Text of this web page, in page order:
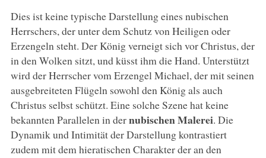
Dies ist keine typische Darstellung eines nubischen
Herrschers, der unter dem Schutz von Heiligen oder
Erzengeln steht. Der König verneigt sich vor Christus, der
in den Wolken sitzt, und küsst ihm die Hand. Unterstützt
wird der Herrscher vom Erzengel Michael, der mit seinen
ausgebreiteten Flügeln sowohl den König als auch
Christus selbst schützt. Eine solche Szene hat keine
bekannten Parallelen in dernubischen Malerei. Die
Dynamik und Intimität der Darstellung kontrastiert
zudem mit dem hieratischen Charakter der an den